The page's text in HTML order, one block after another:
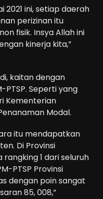
2021 ini, setiap daerah
perizinan itu
fisik. Insya Allah ini
kinerja kita,”
kaitan dengan
PTSP. Seperti yang
Kementerian
Modal.
itu mendapatkan
Di Provinsi
1 dari seluruh
PTSP Provinsi
dengan poin sangat
85, 008,”